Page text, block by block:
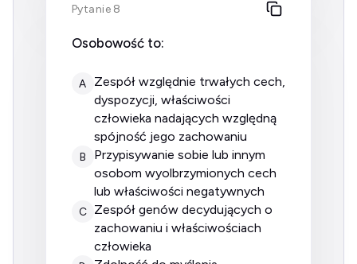
Pytanie 8
Osobowość to:
A
Zespół względnie trwałych cech,
dyspozycji, właściwości
człowieka nadających względną
spójność jego zachowaniu
B
Przypisywanie sobie lub innym
osobom wyolbrzymionych cech
lub właściwości negatywnych
C
Zespół genów decydujących o
zachowaniu i właściwościach
człowieka